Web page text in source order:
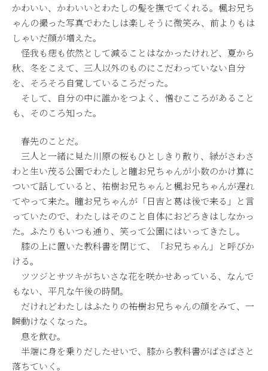
かわいい、かわいいとわたしの髪を撫でてくれる。楓お兄ち
ゃんの撮った写真でわたしは楽しそうに微笑み、前よりもは
しゃいだ顔が増えた。
怪我も痣も依然として減ることはなかったけれど、夏から
秋、冬をこえて、三人以外のものにこだわっていない自分
を、そろそろ自覚しているころだった。
そして、自分の中に誰かをつよく、憎むこころがあること
も、そのころ知った。
春先のことだ。
三人と一緒に見た川原の桜もひとしきり散り、緑がさわさ
わと生い茂る公園でわたしと瞳お兄ちゃんが小数のかけ算に
ついて話していると、祐樹お兄ちゃんと楓お兄ちゃんが遅れ
てやって来た。瞳お兄ちゃんが「日吉と葛は後で来る」と言
っていたので、わたしはそのこと自体におどろきはしなかっ
た。ふたりもいつも通り、笑って公園にはいってきたし。
膝の上に置いた教科書を閉じて、「お兄ちゃん」と呼びか
ける。
ツツジとサツキがちいさな花を咲かせあっている、なんで
もない、平凡な午後の時間。
だけれどわたしはふたりの――祐樹お兄ちゃんの顔をみて、一
瞬動けなくなった。
息を飲む。
半端に身を乗りだしたせいで、膝から教科書がばさばさと
落ちていく。